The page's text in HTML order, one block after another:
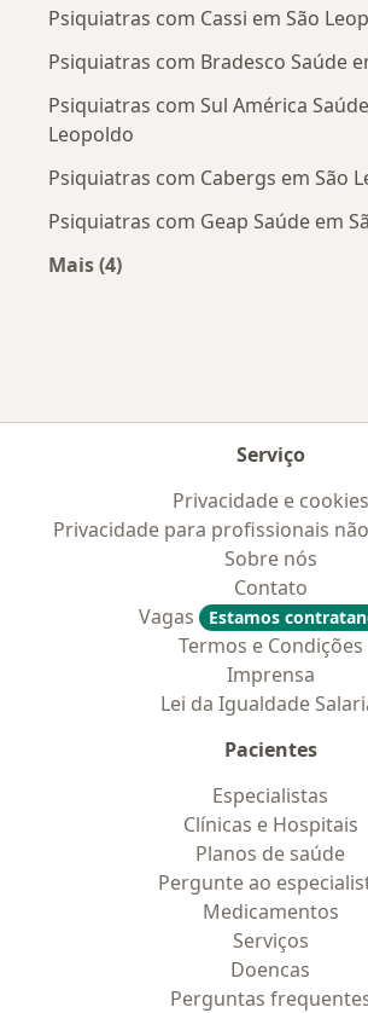
Psiquiatras com Cassi em São
Psiquiatras com Bradesco Saúde
Psiquiatras com Sul América
Leopoldo
Psiquiatras com Cabergs em São
Psiquiatras com Geap Saúde em
Mais (4)
Serviço
Privacidade e cookies
Privacidade para profissionais
Sobre nós
Contato
Vagas
Estamos
Termos e Condições
Imprensa
Lei da Igualdade
Pacientes
Especialistas
Clínicas e Hospitais
Planos de saúde
Pergunte ao
Medicamentos
Serviços
Doencas
Perguntas